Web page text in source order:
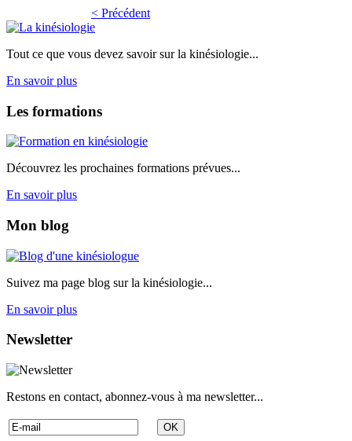
< Précédent
Tout ce que vous devez savoir sur la kinésiologie...
En savoir plus
Les formations
Découvrez les prochaines formations prévues...
En savoir plus
Mon blog
Suivez ma page blog sur la kinésiologie...
En savoir plus
Newsletter
Restons en contact, abonnez-vous à ma newsletter...